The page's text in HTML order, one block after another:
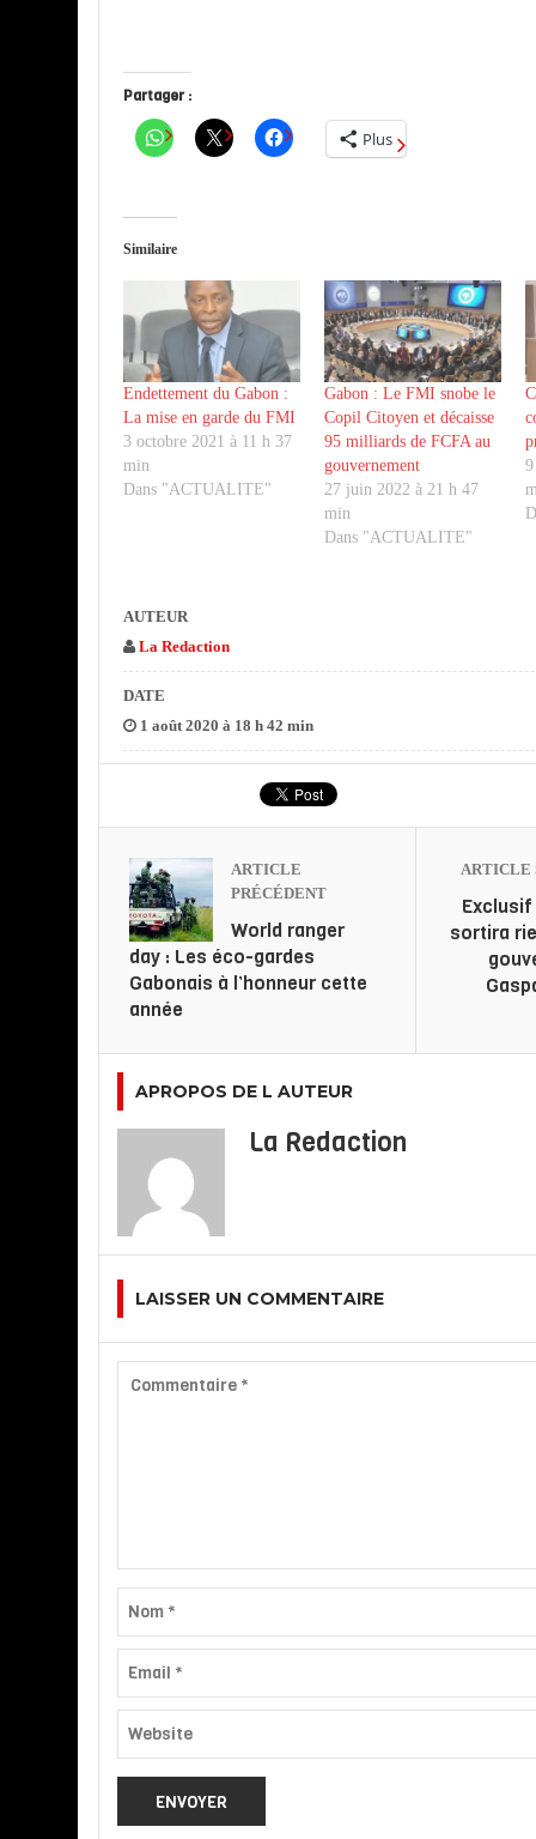
Partager :
Plus
Similaire
Endettement du Gabon :
La mise en garde du FMI
3 octobre 2021 à 11 h 37
min
Dans "ACTUALITE"
Gabon : Le FMI snobe le
Copil Citoyen et décaisse
95 milliards de FCFA au
gouvernement
27 juin 2022 à 21 h 47
min
Dans "ACTUALITE"
AUTEUR
La Redaction
DATE
1 août 2020 à 18 h 42 min
ARTICLE
PRÉCÉDENT
World ranger
day : Les éco-gardes
Gabonais à l’honneur cette
année
ARTICLE
sortira
APROPOS DE L AUTEUR
La Redaction
LAISSER UN COMMENTAIRE